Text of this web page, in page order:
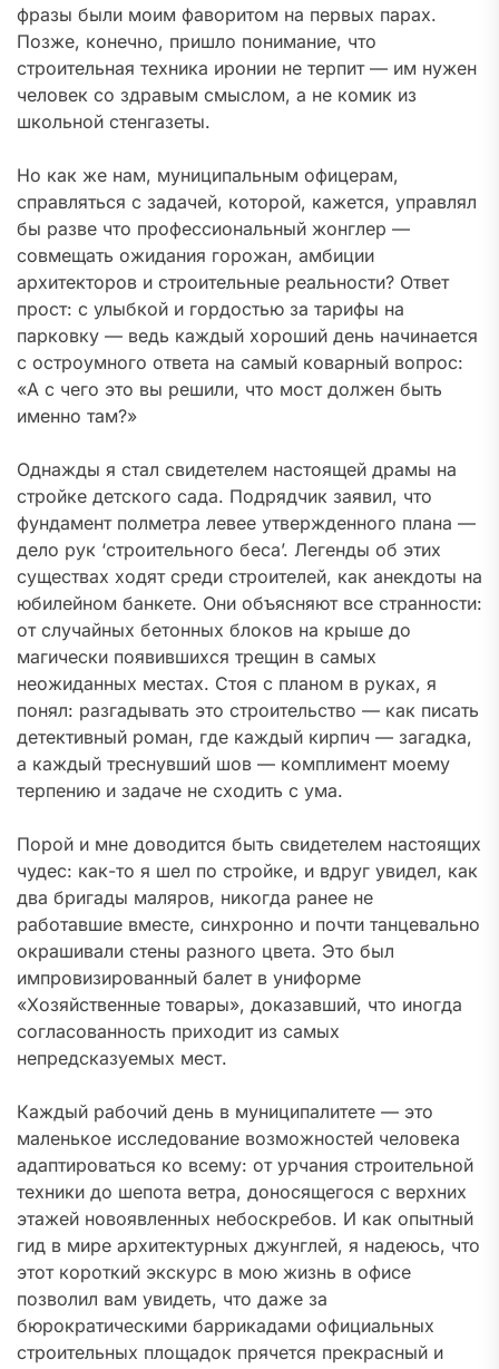
фразы были моим фаворитом на первых парах.
Позже, конечно, пришло понимание, что
строительная техника иронии не терпит — им нужен
человек со здравым смыслом, а не комик из
школьной стенгазеты.
Но как же нам, муниципальным офицерам,
справляться с задачей, которой, кажется, управлял
бы разве что профессиональный жонглер —
совмещать ожидания горожан, амбиции
архитекторов и строительные реальности? Ответ
прост: с улыбкой и гордостью за тарифы на
парковку — ведь каждый хороший день начинается
с остроумного ответа на самый коварный вопрос:
«А с чего это вы решили, что мост должен быть
именно там?»
Однажды я стал свидетелем настоящей драмы на
стройке детского сада. Подрядчик заявил, что
фундамент полметра левее утвержденного плана —
дело рук ‘строительного беса’. Легенды об этих
существах ходят среди строителей, как анекдоты на
юбилейном банкете. Они объясняют все странности:
от случайных бетонных блоков на крыше до
магически появившихся трещин в самых
неожиданных местах. Стоя с планом в руках, я
понял: разгадывать это строительство — как писать
детективный роман, где каждый кирпич — загадка,
а каждый треснувший шов — комплимент моему
терпению и задаче не сходить с ума.
Порой и мне доводится быть свидетелем настоящих
чудес: как-то я шел по стройке, и вдруг увидел, как
два бригады маляров, никогда ранее не
работавшие вместе, синхронно и почти танцевально
окрашивали стены разного цвета. Это был
импровизированный балет в униформе
«Хозяйственные товары», доказавший, что иногда
согласованность приходит из самых
непредсказуемых мест.
Каждый рабочий день в муниципалитете — это
маленькое исследование возможностей человека
адаптироваться ко всему: от урчания строительной
техники до шепота ветра, доносящегося с верхних
этажей новоявленных небоскребов. И как опытный
гид в мире архитектурных джунглей, я надеюсь, что
этот короткий экскурс в мою жизнь в офисе
позволил вам увидеть, что даже за
бюрократическими баррикадами официальных
строительных площадок прячется прекрасный и